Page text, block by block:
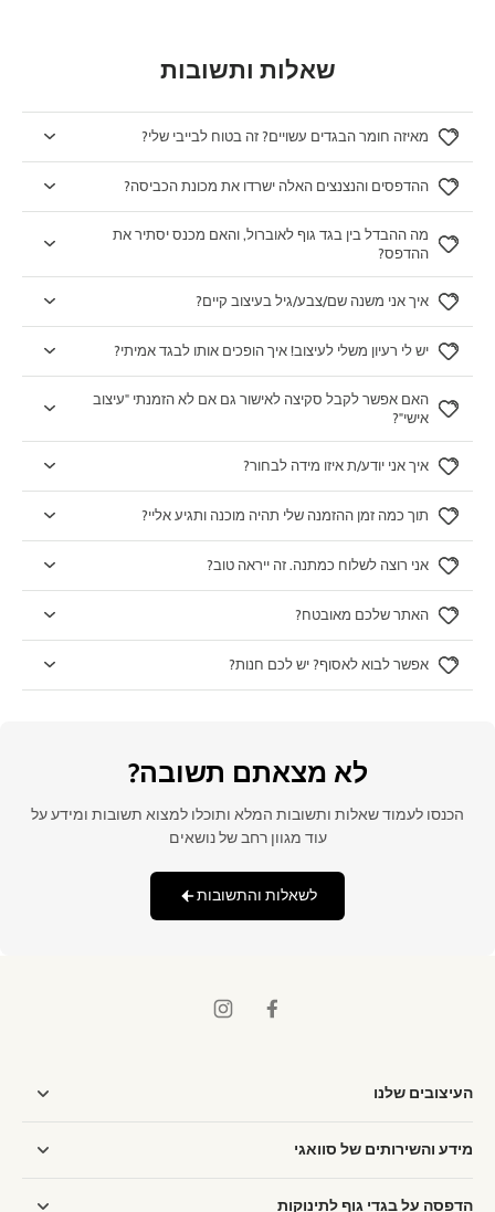
שאלות ותשובות
מאיזה חומר הבגדים עשויים? זה בטוח לבייבי שלי?
ההדפסים והנצנצים האלה ישרדו את מכונת הכביסה?
מה ההבדל בין בגד גוף לאוברול, והאם מכנס יסתיר את
ההדפס?
איך אני משנה שם/צבע/גיל בעיצוב קיים?
יש לי רעיון משלי לעיצוב! איך הופכים אותו לבגד אמיתי?
האם אפשר לקבל סקיצה לאישור גם אם לא הזמנתי "עיצוב
אישי"?
איך אני יודע/ת איזו מידה לבחור?
תוך כמה זמן ההזמנה שלי תהיה מוכנה ותגיע אליי?
אני רוצה לשלוח כמתנה. זה ייראה טוב?
האתר שלכם מאובטח?
אפשר לבוא לאסוף? יש לכם חנות?
לא מצאתם תשובה?
הכנסו לעמוד שאלות ותשובות המלא ותוכלו למצוא תשובות ומידע על
עוד מגוון רחב של נושאים
לשאלות והתשובות
העיצובים שלנו
מידע והשירותים של סוואגי
הדפסה על בגדי גוף לתינוקות